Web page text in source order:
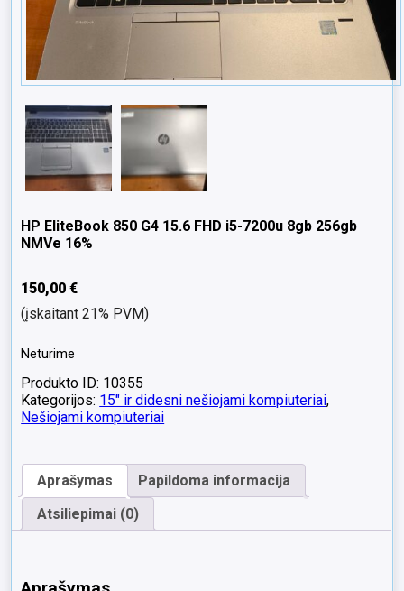
HP EliteBook 850 G4 15.6 FHD i5-7200u 8gb 256gb
NMVe 16%
150,00€
(įskaitant 21% PVM)
Neturime
Produkto ID: 10355
Kategorijos: 15" ir didesni nešiojami kompiuteriai,
Nešiojami kompiuteriai
Aprašymas
Papildoma informacija
Atsiliepimai (0)